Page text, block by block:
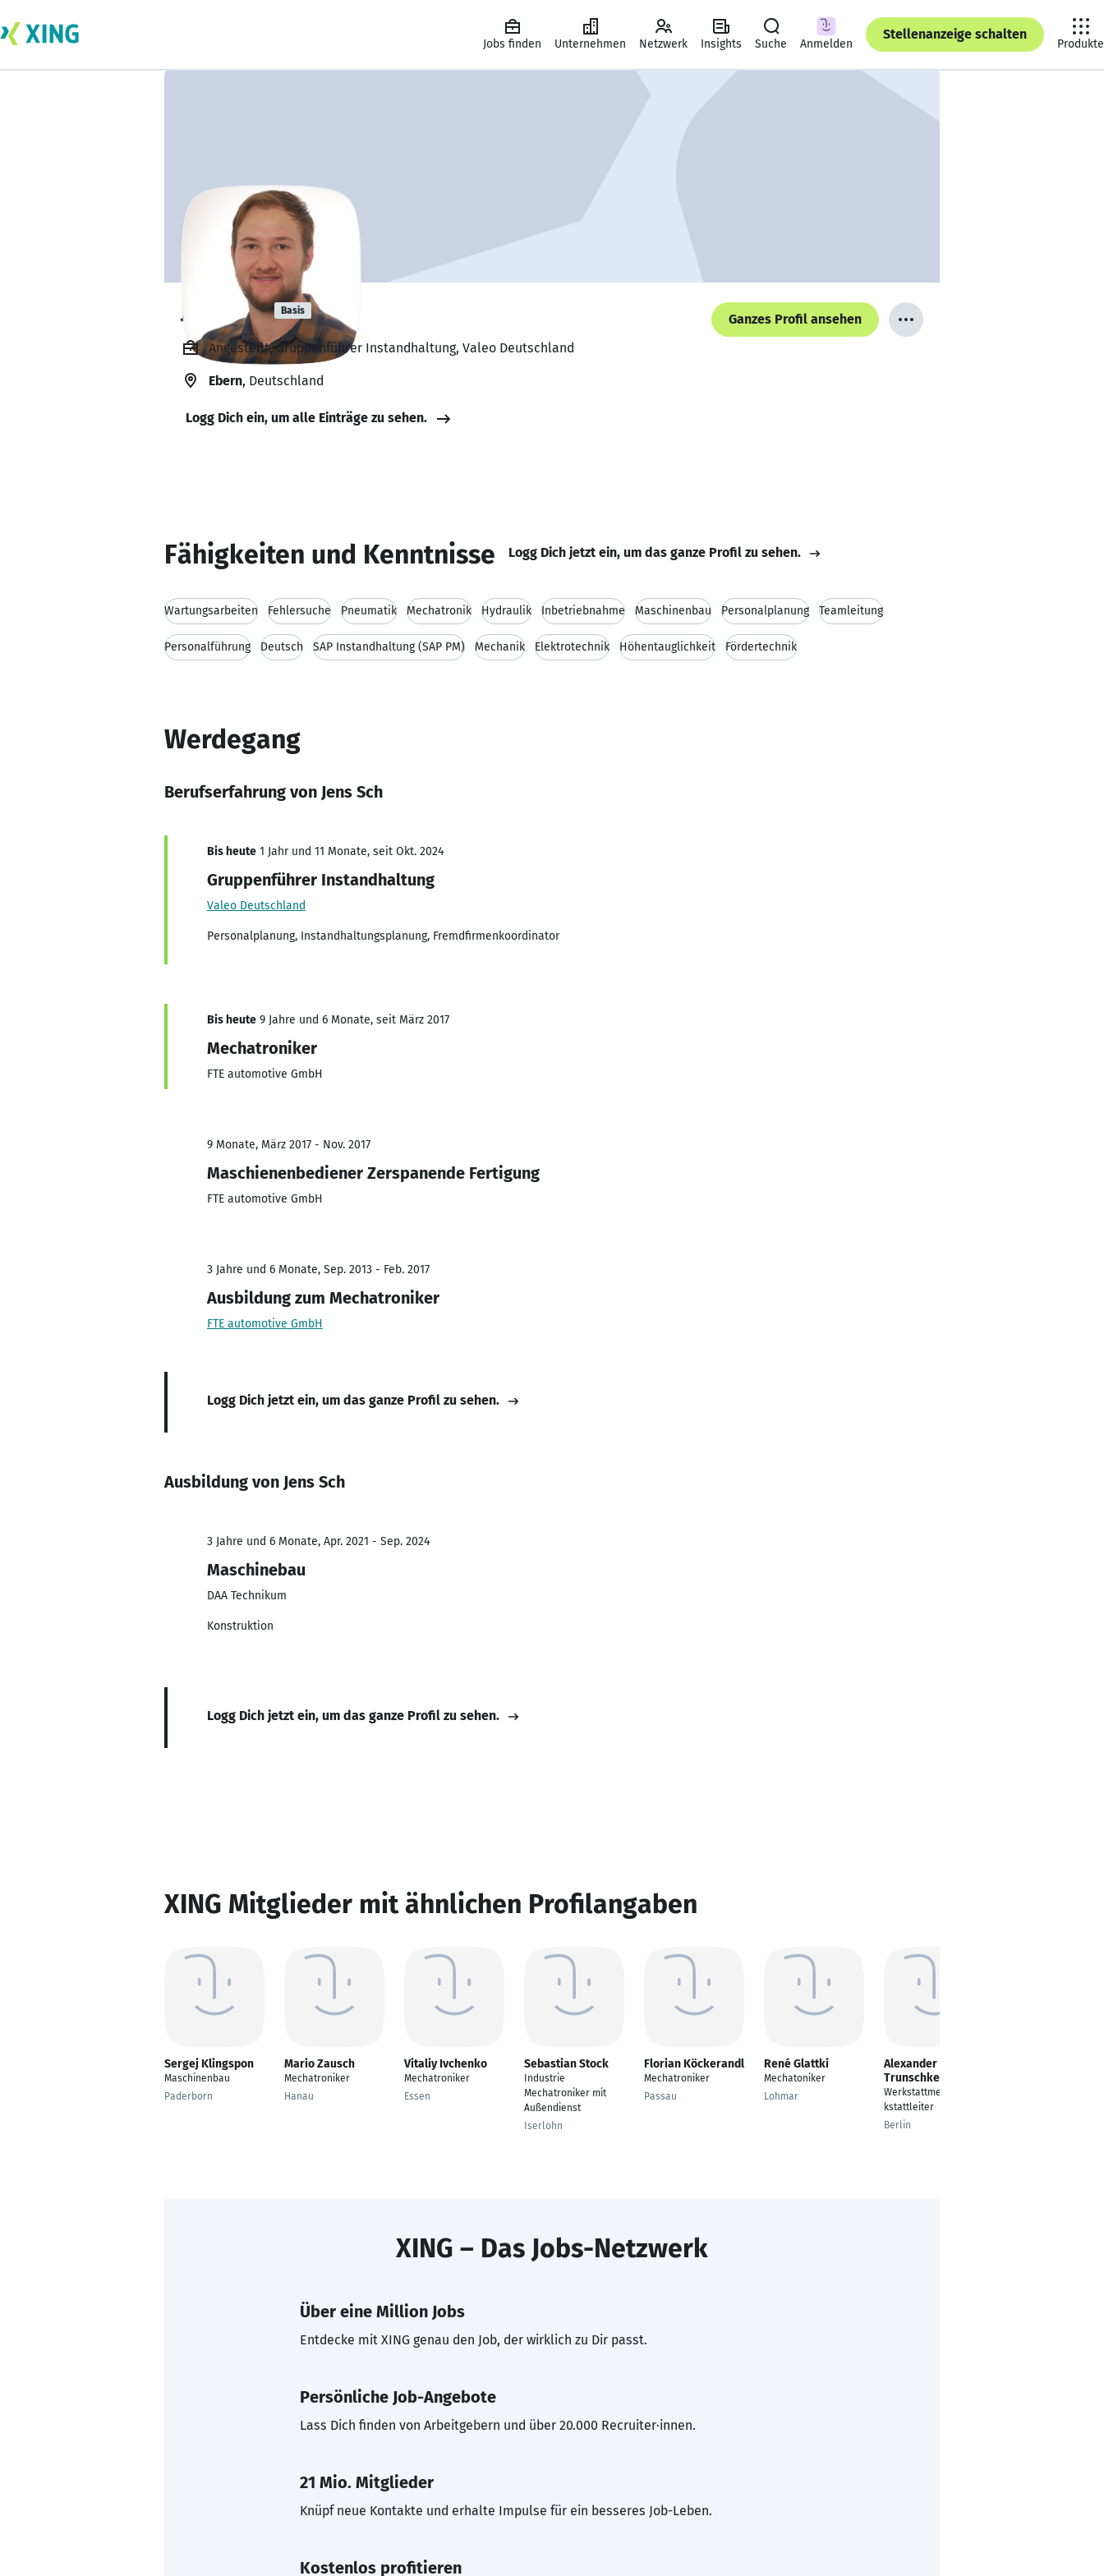
Jobs finden Unternehmen Netzwerk Insights Suche Anmelden
Stellenanzeige schalten
Produkte
Jens Sch Basis
Ganzes Profil ansehen
Angestellt, Gruppenführer Instandhaltung, Valeo Deutschland
Ebern, Deutschland
Logg Dich ein, um alle Einträge zu sehen.
Fähigkeiten und Kenntnisse Logg Dich jetzt ein, um das ganze Profil zu sehen.
Wartungsarbeiten Fehlersuche Pneumatik Mechatronik Hydraulik Inbetriebnahme Maschinenbau Personalplanung Teamleitung
Personalführung Deutsch SAP Instandhaltung (SAP PM) Mechanik Elektrotechnik Höhentauglichkeit Fördertechnik
Werdegang
Berufserfahrung von Jens Sch
Bis heute 1 Jahr und 11 Monate, seit Okt. 2024
Gruppenführer Instandhaltung
Valeo Deutschland
Personalplanung, Instandhaltungsplanung, Fremdfirmenkoordinator
Bis heute 9 Jahre und 6 Monate, seit März 2017
Mechatroniker
FTE automotive GmbH
9 Monate, März 2017 - Nov. 2017
Maschienenbediener Zerspanende Fertigung
FTE automotive GmbH
3 Jahre und 6 Monate, Sep. 2013 - Feb. 2017
Ausbildung zum Mechatroniker
FTE automotive GmbH
Logg Dich jetzt ein, um das ganze Profil zu sehen.
Ausbildung von Jens Sch
3 Jahre und 6 Monate, Apr. 2021 - Sep. 2024
Maschinebau
DAA Technikum
Konstruktion
Logg Dich jetzt ein, um das ganze Profil zu sehen.
XING Mitglieder mit ähnlichen Profilangaben
Sergej Klingspon
Maschinenbau
Paderborn
Mario Zausch
Mechatroniker
Hanau
Vitaliy Ivchenko
Mechatroniker
Essen
Sebastian Stock
Industrie
Mechatroniker mit
Außendienst
Iserlohn
Florian Köckerandl
Mechatroniker
Passau
René Glattki
Mechatoniker
Lohmar
Alexander
Trunschke
Werkstattmeister/Wer
kstattleiter
Berlin
XING – Das Jobs-Netzwerk
Über eine Million Jobs
Entdecke mit XING genau den Job, der wirklich zu Dir passt.
Persönliche Job-Angebote
Lass Dich finden von Arbeitgebern und über 20.000 Recruiter·innen.
21 Mio. Mitglieder
Knüpf neue Kontakte und erhalte Impulse für ein besseres Job-Leben.
Kostenlos profitieren